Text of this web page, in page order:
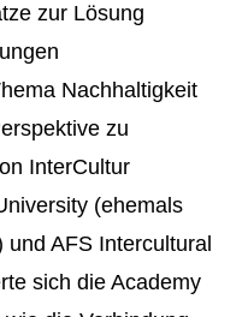
zur Lösung
Nachhaltigkeit
zu
InterCultur
(ehemals
AFS Intercultural
sich die Academy